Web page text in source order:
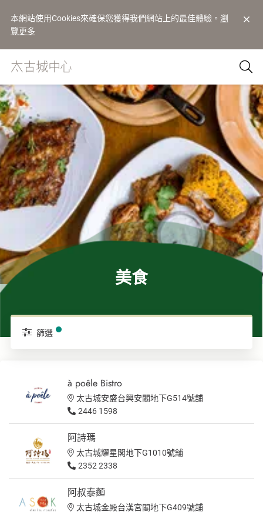
本網站使用Cookies來確保您獲得我們網站上的最佳體驗。 瀏
覽更多
美食
篩選
à poêle Bistro
太古城安盛台興安閣地下G514號舖
2446 1598
阿詩瑪
太古城耀星閣地下G1010號舖
2352 2338
阿叔泰麵
太古城金殿台漢宮閣地下G409號舖